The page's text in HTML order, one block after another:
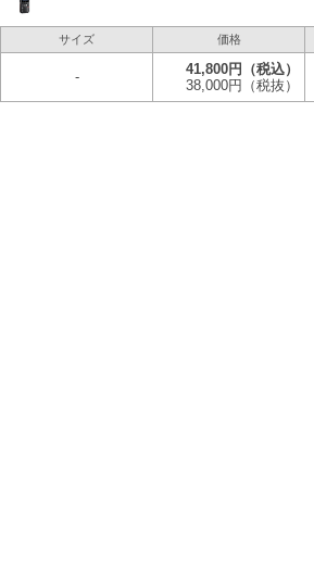
サイズ 価格
- 41,800円
（税込）
38,000円
（税抜）